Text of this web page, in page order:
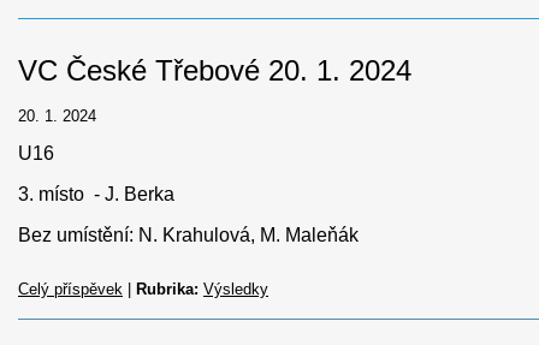
VC České Třebové 20. 1. 2024
20. 1. 2024
U16
3. místo - J. Berka
Bez umístění: N. Krahulová, M. Maleňák
Celý příspěvek Rubrika: Výsledky